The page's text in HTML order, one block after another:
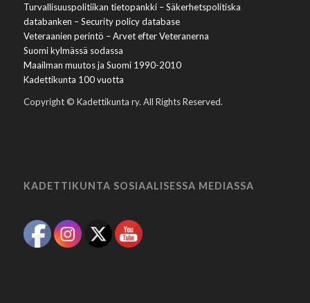
Turvallisuuspolitiikan tietopankki – Säkerhetspolitiska
databanken – Security policy database
Veteraanien perintö – Arvet efter Veteranerna
Suomi kylmässä sodassa
Maailman muutos ja Suomi 1990-2010
Kadettikunta 100 vuotta
Copyright © Kadettikunta ry. All Rights Reserved.
KADETTIKUNTA SOSIAALISESSA MEDIASSA